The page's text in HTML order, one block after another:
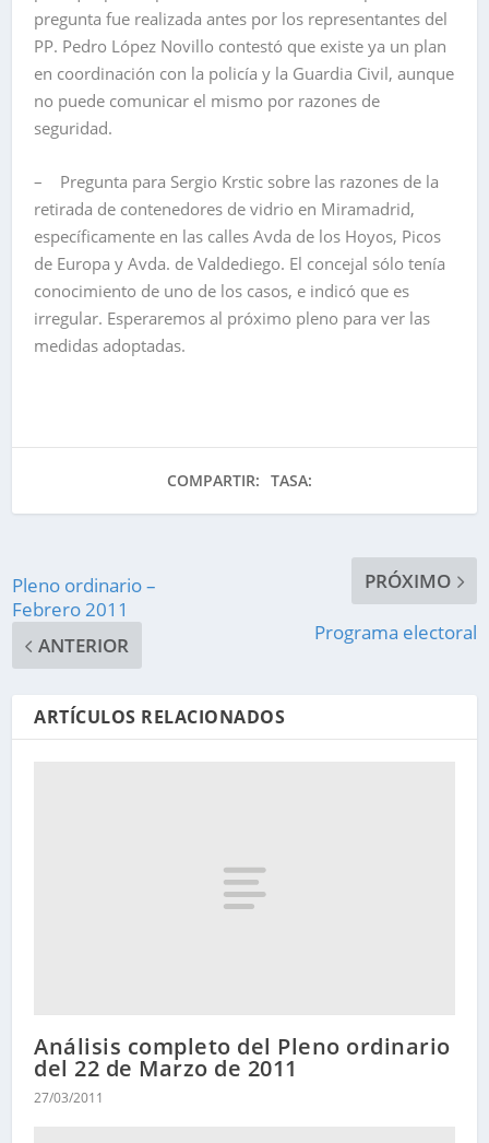
pregunta fue realizada antes por los representantes del
PP. Pedro López Novillo contestó que existe ya un plan
en coordinación con la policía y la Guardia Civil, aunque
no puede comunicar el mismo por razones de
seguridad.
– Pregunta para Sergio Krstic sobre las razones de la
retirada de contenedores de vidrio en Miramadrid,
específicamente en las calles Avda de los Hoyos, Picos
de Europa y Avda. de Valdediego. El concejal sólo tenía
conocimiento de uno de los casos, e indicó que es
irregular. Esperaremos al próximo pleno para ver las
medidas adoptadas.
COMPARTIR: TASA:
Pleno ordinario –
Febrero 2011
ANTERIOR
PRÓXIMO
Programa electoral
ARTÍCULOS RELACIONADOS
Análisis completo del Pleno ordinario
del 22 de Marzo de 2011
27/03/2011